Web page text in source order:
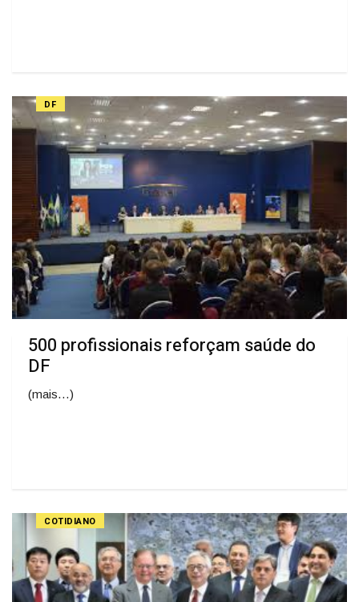
DF
500 profissionais reforçam saúde do
DF
(mais…)
COTIDIANO